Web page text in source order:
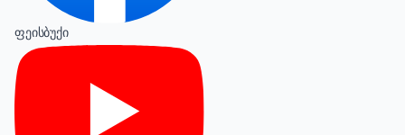
ფეისბუქი